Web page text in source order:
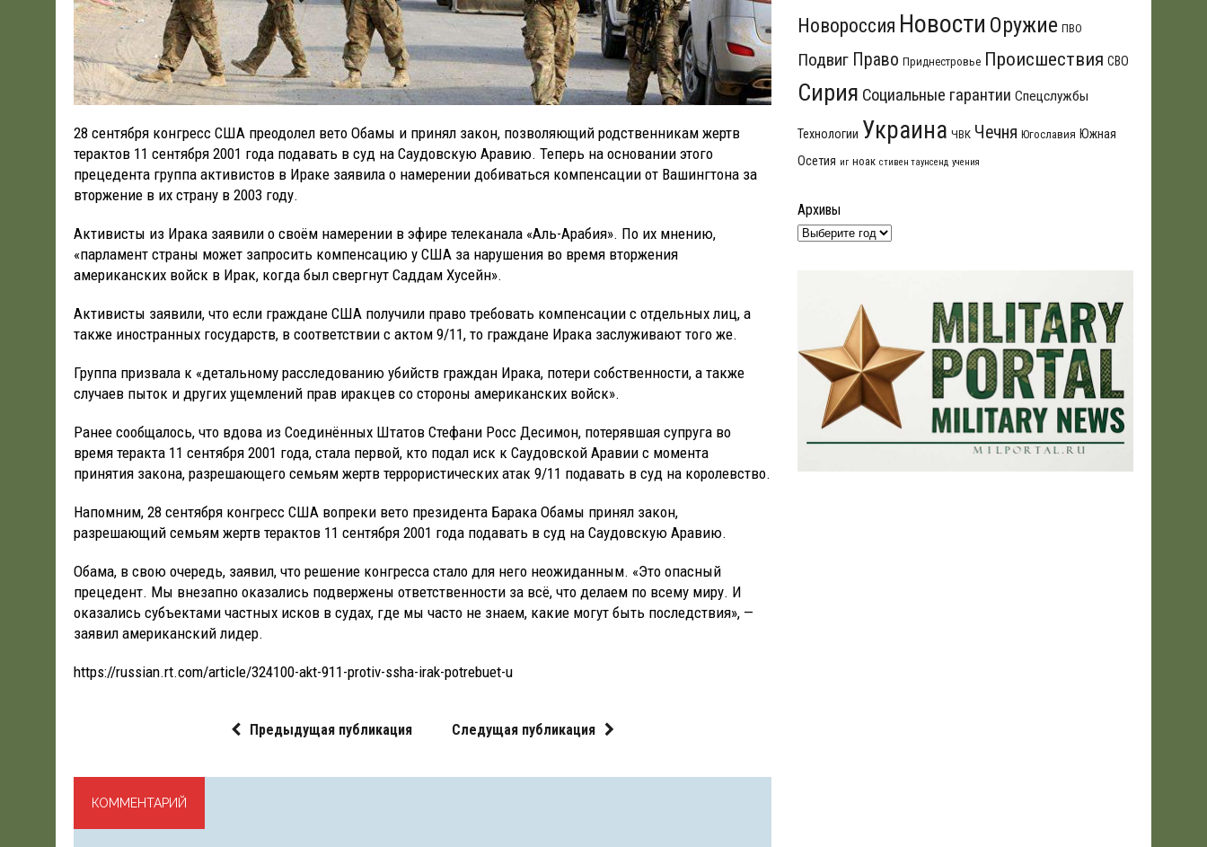
28 сентября конгресс США преодолел вето Обамы и принял закон, позволяющий родственникам жертв
терактов 11 сентября 2001 года подавать в суд на Саудовскую Аравию. Теперь на основании этого
прецедента группа активистов в Ираке заявила о намерении добиваться компенсации от Вашингтона за
вторжение в их страну в 2003 году.
Активисты из Ирака заявили о своём намерении в эфире телеканала «Аль-Арабия». По их мнению,
«парламент страны может запросить компенсацию у США за нарушения во время вторжения
американских войск в Ирак, когда был свергнут Саддам Хусейн».
Активисты заявили, что если граждане США получили право требовать компенсации с отдельных лиц, а
также иностранных государств, в соответствии с актом 9/11, то граждане Ирака заслуживают того же.
Группа призвала к «детальному расследованию убийств граждан Ирака, потери собственности, а также
случаев пыток и других ущемлений прав иракцев со стороны американских войск».
Ранее сообщалось, что вдова из Соединённых Штатов Стефани Росс Десимон, потерявшая супруга во
время теракта 11 сентября 2001 года, стала первой, кто подал иск к Саудовской Аравии с момента
принятия закона, разрешающего семьям жертв террористических атак 9/11 подавать в суд на королевство.
Напомним, 28 сентября конгресс США вопреки вето президента Барака Обамы принял закон,
разрешающий семьям жертв терактов 11 сентября 2001 года подавать в суд на Саудовскую Аравию.
Обама, в свою очередь, заявил, что решение конгресса стало для него неожиданным. «Это опасный
прецедент. Мы внезапно оказались подвержены ответственности за всё, что делаем по всему миру. И
оказались субъектами частных исков в судах, где мы часто не знаем, какие могут быть последствия», —
заявил американский лидер.
https://russian.rt.com/article/324100-akt-911-protiv-ssha-irak-potrebuet-u
Предыдущая публикация Следущая публикация
КОММЕНТАРИЙ
Новороссия Новости Оружие ПВО
Подвиг Право Приднестровье Происшествия СВО
Сирия Социальные гарантии Спецслужбы
Технологии Украина ЧВК Чечня Югославия Южная
Осетия иг ноак стивен таунсенд учения
Архивы